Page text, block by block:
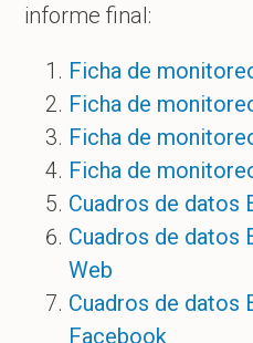
informe final:
Ficha de
Ficha de
Ficha de
Ficha de
Cuadros de datos
Cuadros de datos
Web
Cuadros de datos
Facebook